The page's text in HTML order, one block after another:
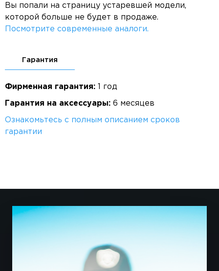
Вы попали на страницу устаревшей модели,
которой больше не будет в продаже.
Посмотрите современные аналоги.
Гарантия
Фирменная гарантия: 1 год
Гарантия на аксессуары: 6 месяцев
Ознакомьтесь с полным описанием сроков
гарантии